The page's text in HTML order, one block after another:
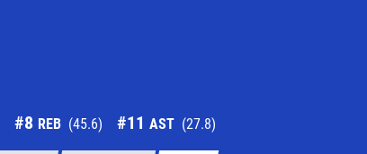
#8 REB (45.6) #11 AST (27.8)